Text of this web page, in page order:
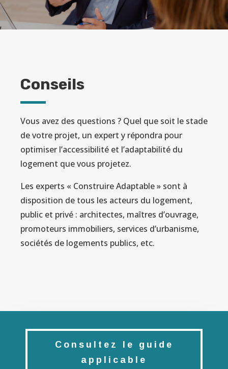
Conseils
Vous avez des questions ? Quel que soit le stade
de votre projet, un expert y répondra pour
optimiser l’accessibilité et l’adaptabilité du
logement que vous projetez.
Les experts « Construire Adaptable » sont à
disposition de tous les acteurs du logement,
public et privé : architectes, maîtres d’ouvrage,
promoteurs immobiliers, services d’urbanisme,
sociétés de logements publics, etc.
Consultez le guide
applicable